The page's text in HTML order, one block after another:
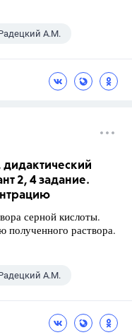
А.М.
дидактический
2, 4 задание.
серной кислоты.
полученного раствора.
А.М.